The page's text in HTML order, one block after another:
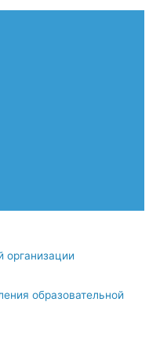
организации
образовательной